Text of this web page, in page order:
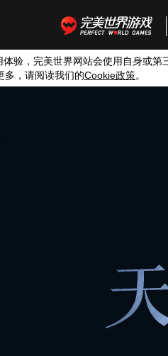
验，完美世界网站会使用自身或第
多，请阅读我们的Cookie政策。